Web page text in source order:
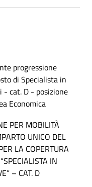
progressione
di Specialista in
cat. D - posizione
Economica
PER MOBILITÀ
UNICO DEL
LA COPERTURA
IN
– CAT. D